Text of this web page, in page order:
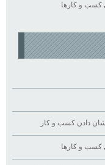
کسب ‌و کارها
دادن کسب ‌و کار
کسب ‌و کارها